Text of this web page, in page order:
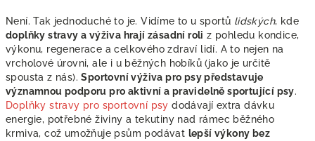
Není. Tak jednoduché to je. Vidíme to u sportů lidských, kde
doplňky stravy a výživa hrají zásadní roli z pohledu kondice,
výkonu, regenerace a celkového zdraví lidí. A to nejen na
vrcholové úrovni, ale i u běžných hobíků (jako je určitě
spousta z nás).Sportovní výživa pro psy představuje
významnou podporu pro aktivní a pravidelně sportující psy.
Doplňky stravy pro sportovní psy dodávají extra dávku
energie, potřebné živiny a tekutiny nad rámec běžného
krmiva, což umožňuje psům podávat lepší výkony bez